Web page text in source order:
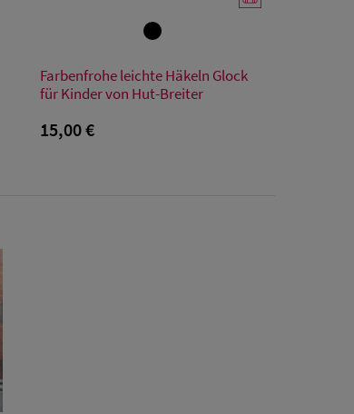
53
Farbenfrohe leichte Häkeln Glock
für Kinder von Hut-Breiter
15,00 €